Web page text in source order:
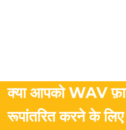
क्या आपको WAV
रूपांतरित करने के